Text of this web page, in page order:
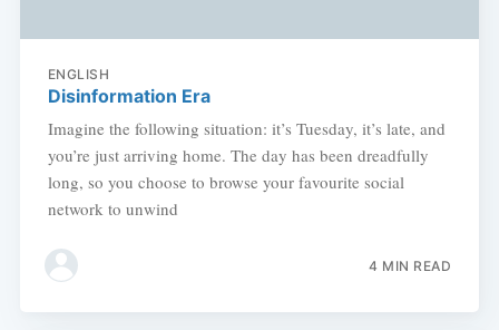
ENGLISH
Disinformation Era
Imagine the following situation: it’s Tuesday, it’s late, and
you’re just arriving home. The day has been dreadfully
long, so you choose to browse your favourite social
network to unwind
4 MIN READ